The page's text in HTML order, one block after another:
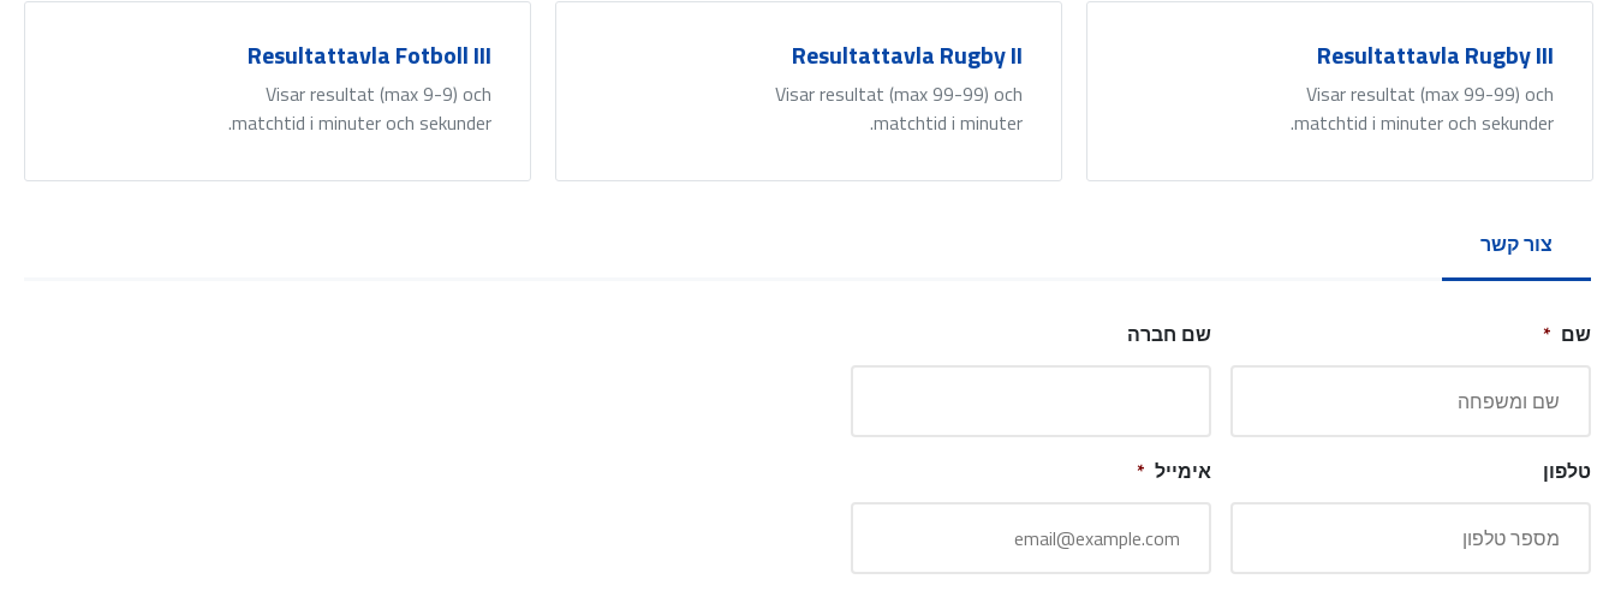
Resultattavla Fotboll III
Visar resultat (max 9-9) och
matchtid i minuter och sekunder.
Resultattavla Rugby II
Visar resultat (max 99-99) och
matchtid i minuter.
Resultattavla Rugby III
Visar resultat (max 99-99) och
matchtid i minuter och sekunder.
צור קשר
שם * שם חברה
טלפון אימייל *